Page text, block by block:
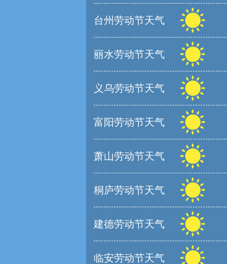
台州劳动节天气
丽水劳动节天气
义乌劳动节天气
富阳劳动节天气
萧山劳动节天气
桐庐劳动节天气
建德劳动节天气
临安劳动节天气